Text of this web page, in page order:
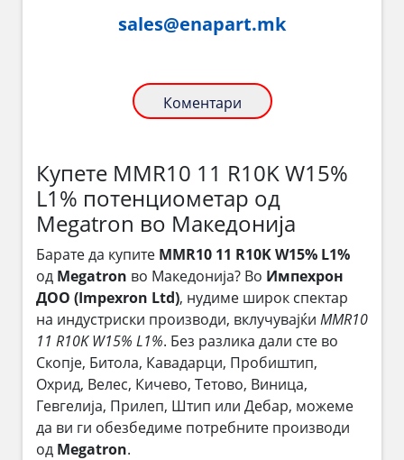
sales@enapart.mk
Коментари
Купете MMR10 11 R10K W15%
L1% потенциометар од
Megatron во Македонија
Барате да купите MMR10 11 R10K W15% L1%
од Megatron во Македонија? Во Импехрон
ДОО (Impexron Ltd), нудиме широк спектар
на индустриски производи, вклучувајќи MMR10
11 R10K W15% L1%. Без разлика дали сте во
Скопје, Битола, Кавадарци, Пробиштип,
Охрид, Велес, Кичево, Тетово, Виница,
Гевгелија, Прилеп, Штип или Дебар, можеме
да ви ги обезбедиме потребните производи
од Megatron.